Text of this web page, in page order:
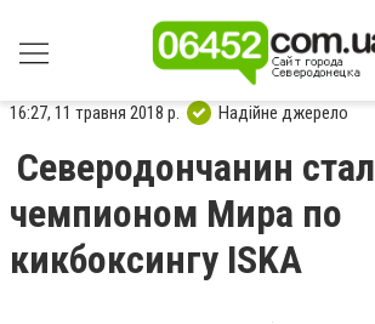
16:27, 11 травня 2018 р. Надійне джерело
Северодончанин стал
чемпионом Мира по
кикбоксингу ISKA